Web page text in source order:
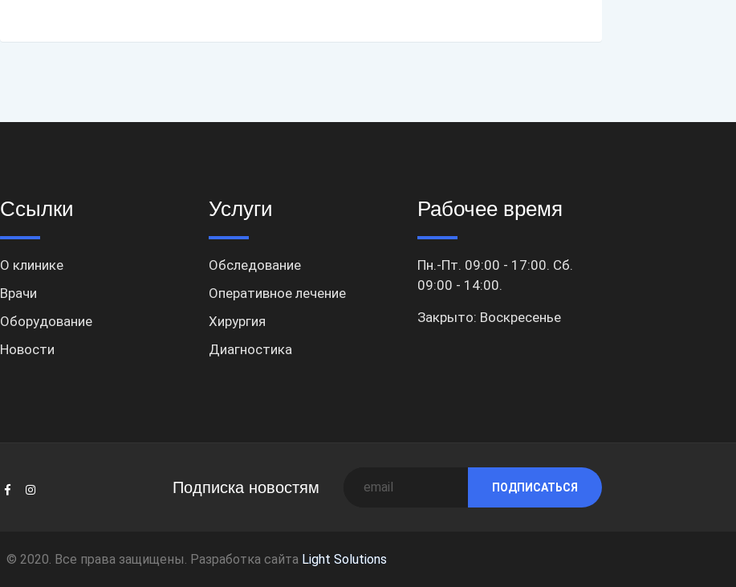
Ссылки
О клинике
Врачи
Оборудование
Новости
Услуги
Обследование
Оперативное лечение
Хирургия
Диагностика
Рабочее время
Пн.-Пт. 09:00 - 17:00. Сб.
09:00 - 14:00.
Закрыто: Воскресенье
Подписка новостям ПОДПИСАТЬСЯ
© 2020. Все права защищены. Разработка сайта Light Solutions